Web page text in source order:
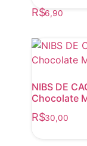
R$6,90
NIBS DE
Chocolate
R$30,00